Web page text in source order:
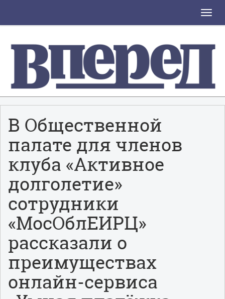
Toggle
В Общественной
палате для членов
клуба «Активное
долголетие»
сотрудники
«МосОблЕИРЦ»
рассказали о
преимуществах
онлайн-сервиса